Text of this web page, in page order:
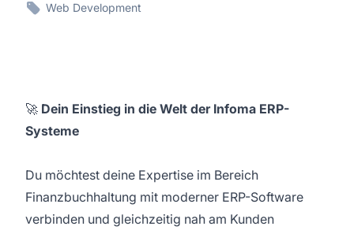
Web Development
🚀 Dein Einstieg in die Welt der Infoma ERP-
Systeme
Du möchtest deine Expertise im Bereich
Finanzbuchhaltung mit moderner ERP-Software
verbinden und gleichzeitig nah am Kunden